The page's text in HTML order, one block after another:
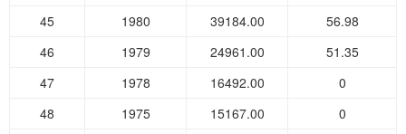
45
1980 39184.00
56.98
46
1979 24961.00
51.35
47
1978 16492.00
0
48
1975 15167.00
0